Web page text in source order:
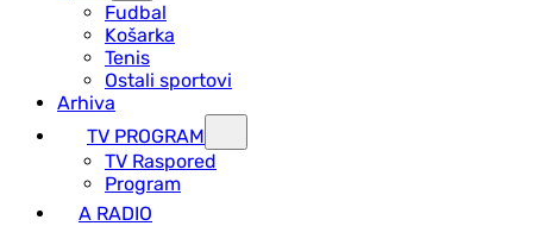
Fudbal
Košarka
Tenis
Ostali sportovi
Arhiva
TV PROGRAM
ТV Raspored
Program
A RADIO